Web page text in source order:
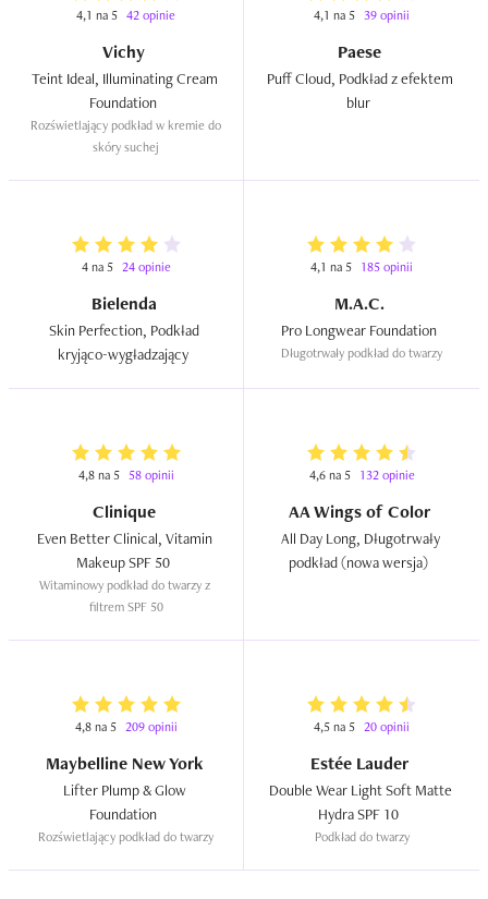
4,1 na 5 42 opinie
Vichy
Teint Ideal, Illuminating Cream
Rozświetlający podkład w kremie do
skóry suchej
4,1 na 5 39 opinii
Paese
Puff Cloud, Podkład z efektem
4 na 5 24 opinie
Bielenda
Skin Perfection, Podkład
4,1 na 5 185 opinii
M.A.C.
Długotrwały podkład do twarzy
4,8 na 5 58 opinii
Clinique
Even Better Clinical, Vitamin
Witaminowy podkład do twarzy z
filtrem SPF 50
4,6 na 5 132 opinie
AA Wings of Color
All Day Long, Długotrwały
4,8 na 5 209 opinii
Maybelline New York
Lifter Plump & Glow
Rozświetlający podkład do twarzy
4,5 na 5 20 opinii
Estée Lauder
Double Wear Light Soft Matte
Podkład do twarzy